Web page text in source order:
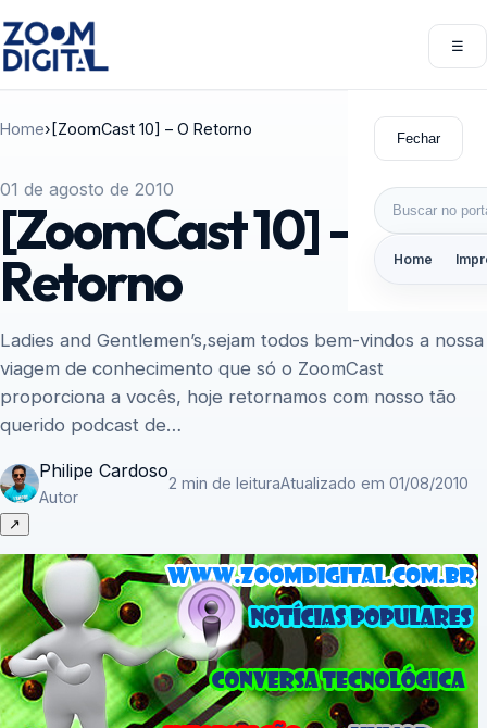
☰
Fechar
Buscar por:
Home
Home› [ZoomCast 10] – O Retorno
01 de agosto de 2010
[ZoomCast 10] – O
Retorno
Ladies and Gentlemen’s,sejam todos bem-vindos a nossa
viagem de conhecimento que só o ZoomCast
proporciona a vocês, hoje retornamos com nosso tão
querido podcast de…
Philipe Cardoso
Autor
2 min de leituraAtualizado em 01/08/2010
↗